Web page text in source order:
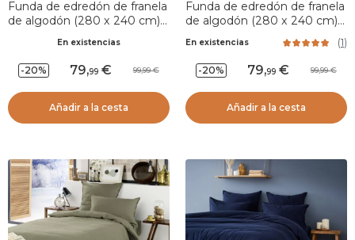
Funda de edredón de franela
de algodón (280 x 240 cm)
En existencias
-20% 79,99 99,99
Añadir a la cesta
Funda de edredón de franela
de algodón (280 x 240 cm)
En existencias (1)
-20% 79,99 99,99
Añadir a la cesta